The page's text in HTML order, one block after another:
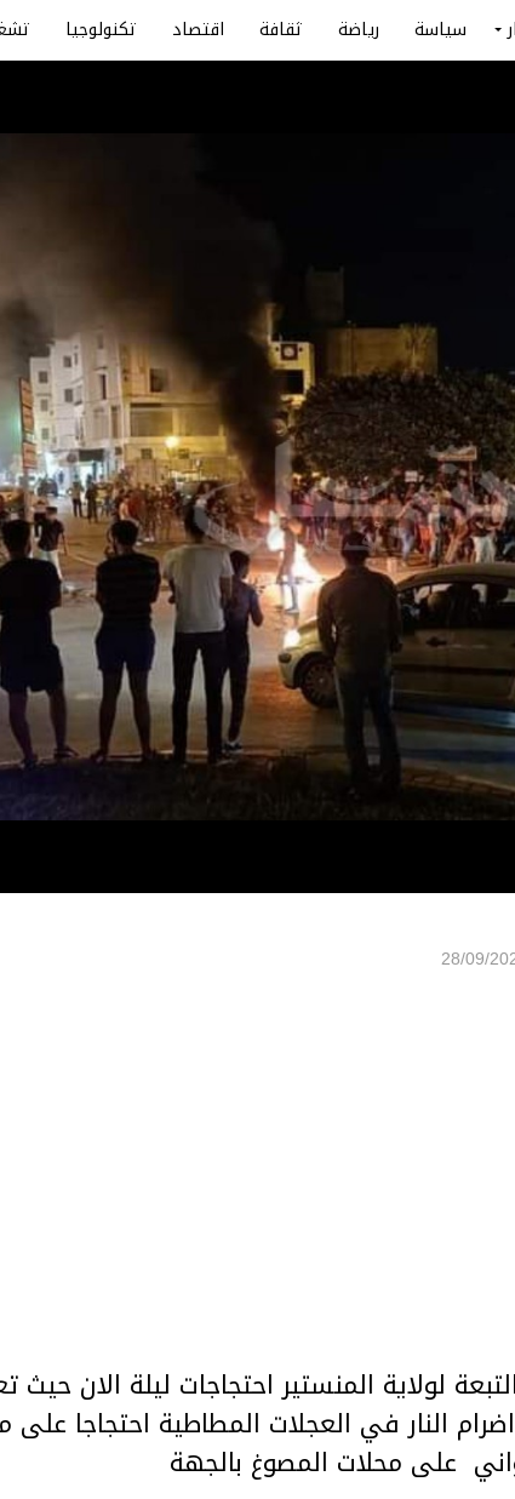
سياسة رياضة ثقافة اقتصاد تكنولوجيا
28/09/
لولاية المنستير احتجاجات ليلة الان حيث
النار في العجلات المطاطية احتجاجا
على محلات المصوغ بالجهة